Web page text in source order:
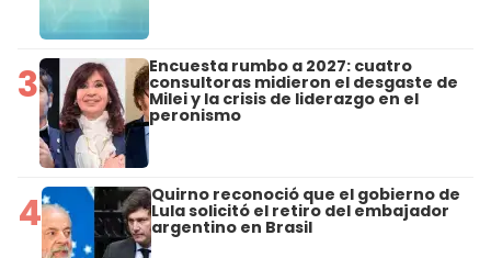
3 Encuesta rumbo a 2027: cuatro
consultoras midieron el desgaste de
Milei y la crisis de liderazgo en el
peronismo
4 Quirno reconoció que el gobierno de
Lula solicitó el retiro del embajador
argentino en Brasil